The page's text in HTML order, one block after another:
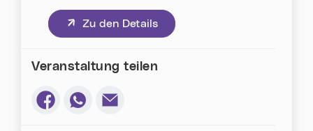
Zu den Details
(neues Fenster)
Veranstaltung teilen